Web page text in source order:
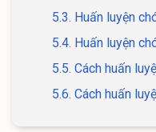
5.3. Huấn luyện
5.4. Huấn luyện
5.5. Cách huấn
5.6. Cách huấn